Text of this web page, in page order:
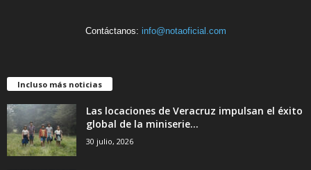
Contáctanos: info@notaoficial.com
Incluso más noticias
Las locaciones de Veracruz impulsan el éxito
global de la miniserie...
30 julio, 2026